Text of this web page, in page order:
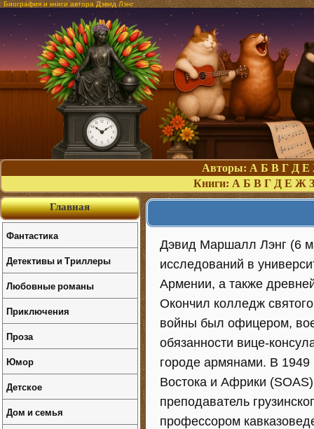
Биография и книги автора Дэвид Лэнг
Авторы: А Б В Г Д Е
Книги: А Б В Г Д Е Ж З
Дэвид Маршалл Лэнг (6
исследований в
Армении, а также
Окончил колледж
войны был офицером,
обязанности вице-
городе армянами. В 1949
Востока и Африки
преподаватель
профессором
Главная
Фантастика
Детективы и Триллеры
Любовные романы
Приключения
Проза
Юмор
Детское
Дом и семья